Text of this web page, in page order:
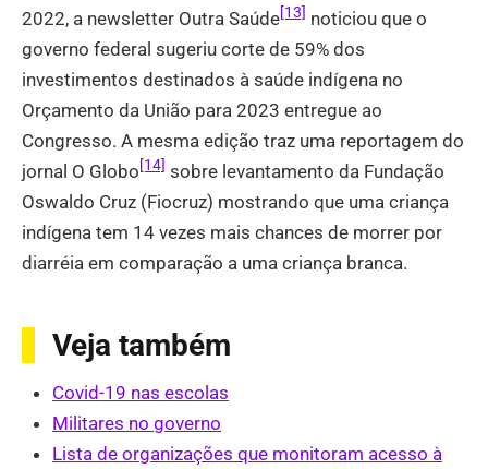
2022, a newsletter Outra Saúde[13] noticiou que o
governo federal sugeriu corte de 59% dos
investimentos destinados à saúde indígena no
Orçamento da União para 2023 entregue ao
Congresso. A mesma edição traz uma reportagem do
jornal O Globo[14] sobre levantamento da Fundação
Oswaldo Cruz (Fiocruz) mostrando que uma criança
indígena tem 14 vezes mais chances de morrer por
diarréia em comparação a uma criança branca.
Veja também
Covid-19 nas escolas
Militares no governo
Lista de organizações que monitoram acesso à